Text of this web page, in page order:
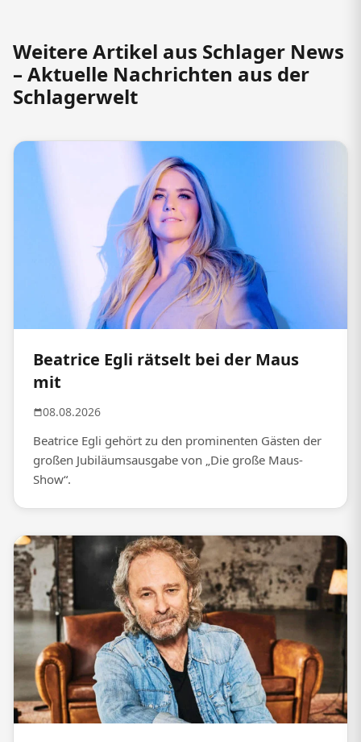
Weitere Artikel aus Schlager News
– Aktuelle Nachrichten aus der
Schlagerwelt
Beatrice Egli rätselt bei der Maus
mit
08.08.2026
Beatrice Egli gehört zu den prominenten Gästen der
großen Jubiläumsausgabe von „Die große Maus-
Show“.